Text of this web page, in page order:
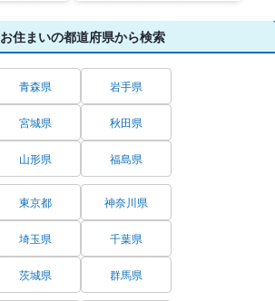
お住まいの都道府県から検索
青森県 岩手県
宮城県 秋田県
山形県 福島県
東京都 神奈川県
埼玉県 千葉県
茨城県 群馬県